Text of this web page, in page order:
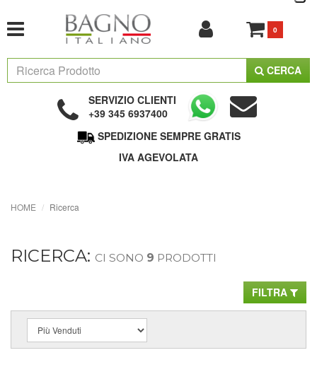
0
CERCA
SERVIZIO CLIENTI
+39 345 6937400
SPEDIZIONE SEMPRE GRATIS
IVA AGEVOLATA
HOME Ricerca
RICERCA: CI SONO 9 PRODOTTI
FILTRA